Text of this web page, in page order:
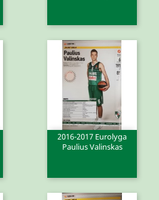
2016-2017 Eurolyga
Paulius Valinskas